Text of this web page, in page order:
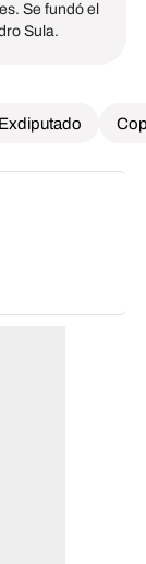
Se fundó el
Sula.
Exdiputado